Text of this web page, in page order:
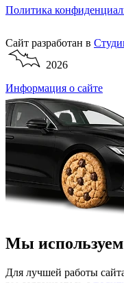
Политика
Сайт разработан в
2026
Информация о сайте
Мы
Для лучшей работы